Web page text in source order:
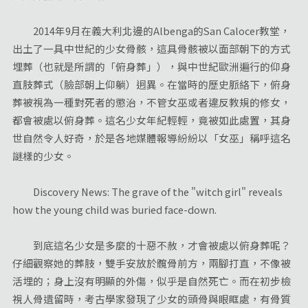
2014年9月在義大利北邊的Albenga的San Calocer教堂，
出土了一具中世紀的少女骨骸，這具骨骸被以面部朝下的方式
埋葬（也就是所謂的「俯身葬」），與中世紀歐洲遍行的仰身
直肢葬式（臉部朝上仰躺）迥異。在當時的歷史脈絡下，俯身
葬被視為一種對死者的懲治，不管女巫或者違反教規的修女，
都會被處以俯身葬。這名少女年紀輕輕，竟被如此處置，其身
世自然令人好奇，於是各地媒體報導紛紛以「女巫」稱呼這名
謎樣的少女。
Discovery News: The grave of the "witch girl" reveals
how the young child was buried face-down.
到底這名少女是多麼的十惡不赦，才會被處以俯身葬呢？
仔細觀察她的葬肢，雙手安放於髖骨前方，兩腳打直，不像被
活埋的；身上沒有明顯的外傷，似乎是自然死亡。而在初步檢
視人骨遺留時，考古學家發現了少女的頭骨與眼眶處，有骨質